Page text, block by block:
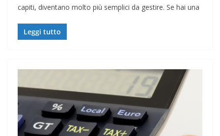
capiti, diventano molto più semplici da gestire. Se hai una
Leggi tutto